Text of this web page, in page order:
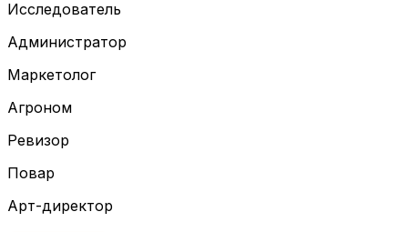
Исследователь
Администратор
Маркетолог
Агроном
Ревизор
Повар
Арт-директор